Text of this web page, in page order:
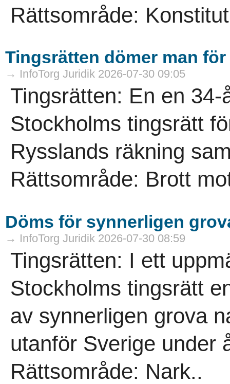
Rättsområde:
Tingsrätten dömer man
→ InfoTorg Juridik 2026-07-30 09:05
Tingsrätten: En en
Stockholms tingsrätt
Rysslands räkning
Rättsområde: Brott
Döms för synnerligen
→ InfoTorg Juridik 2026-07-30 08:59
Tingsrätten: I ett
Stockholms tingsrätt
av synnerligen grova
utanför Sverige under
Rättsområde: Nark..